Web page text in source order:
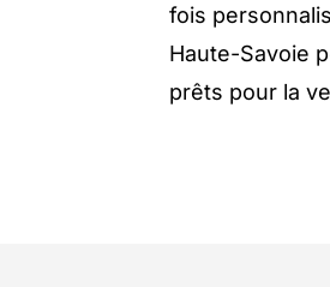
fois
Haute-Savoie
prêts pour la